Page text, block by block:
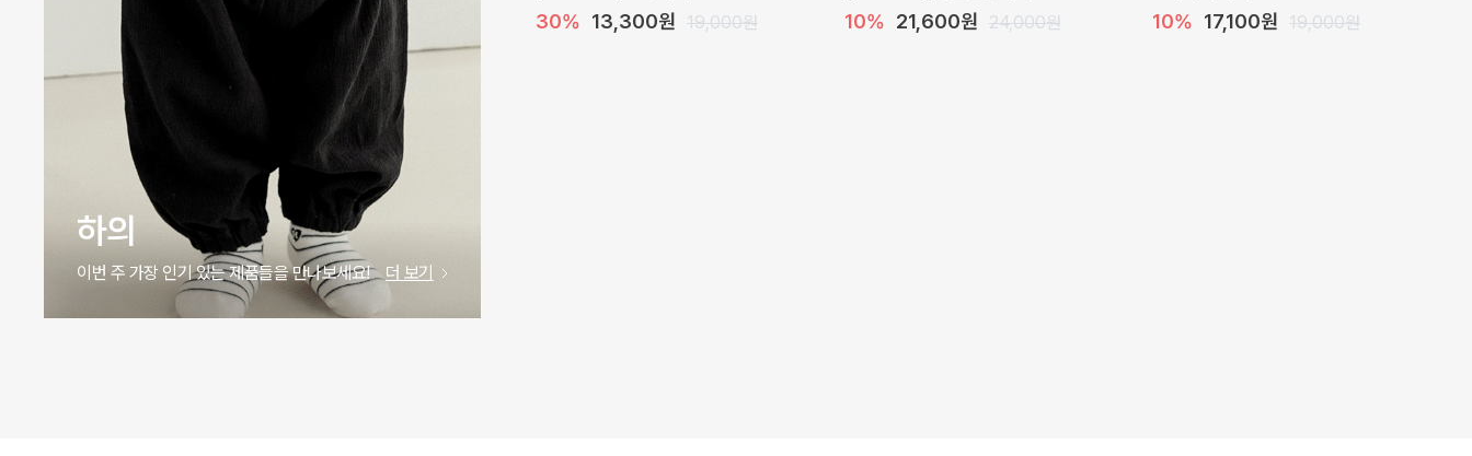
하의
이번 주 가장 인기 있는 제품들을 만나보세요! 더 보기
30% 13,300원 19,000원 10% 21,600원 24,000원 10% 17,100원 19,000원